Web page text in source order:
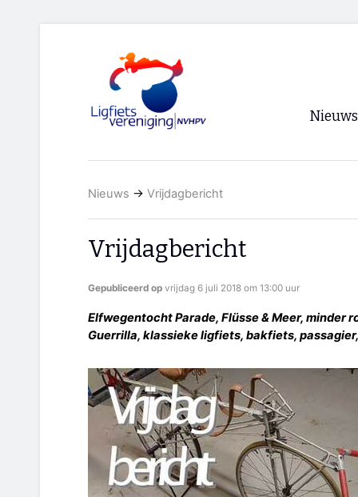
Nieuws
Nieuws → Vrijdagbericht
Vrijdagbericht
Gepubliceerd op vrijdag 6 juli 2018 om 13:00 uur
Elfwegentocht Parade, Flüsse & Meer,
Guerrilla, klassieke ligfiets, bakfiets,